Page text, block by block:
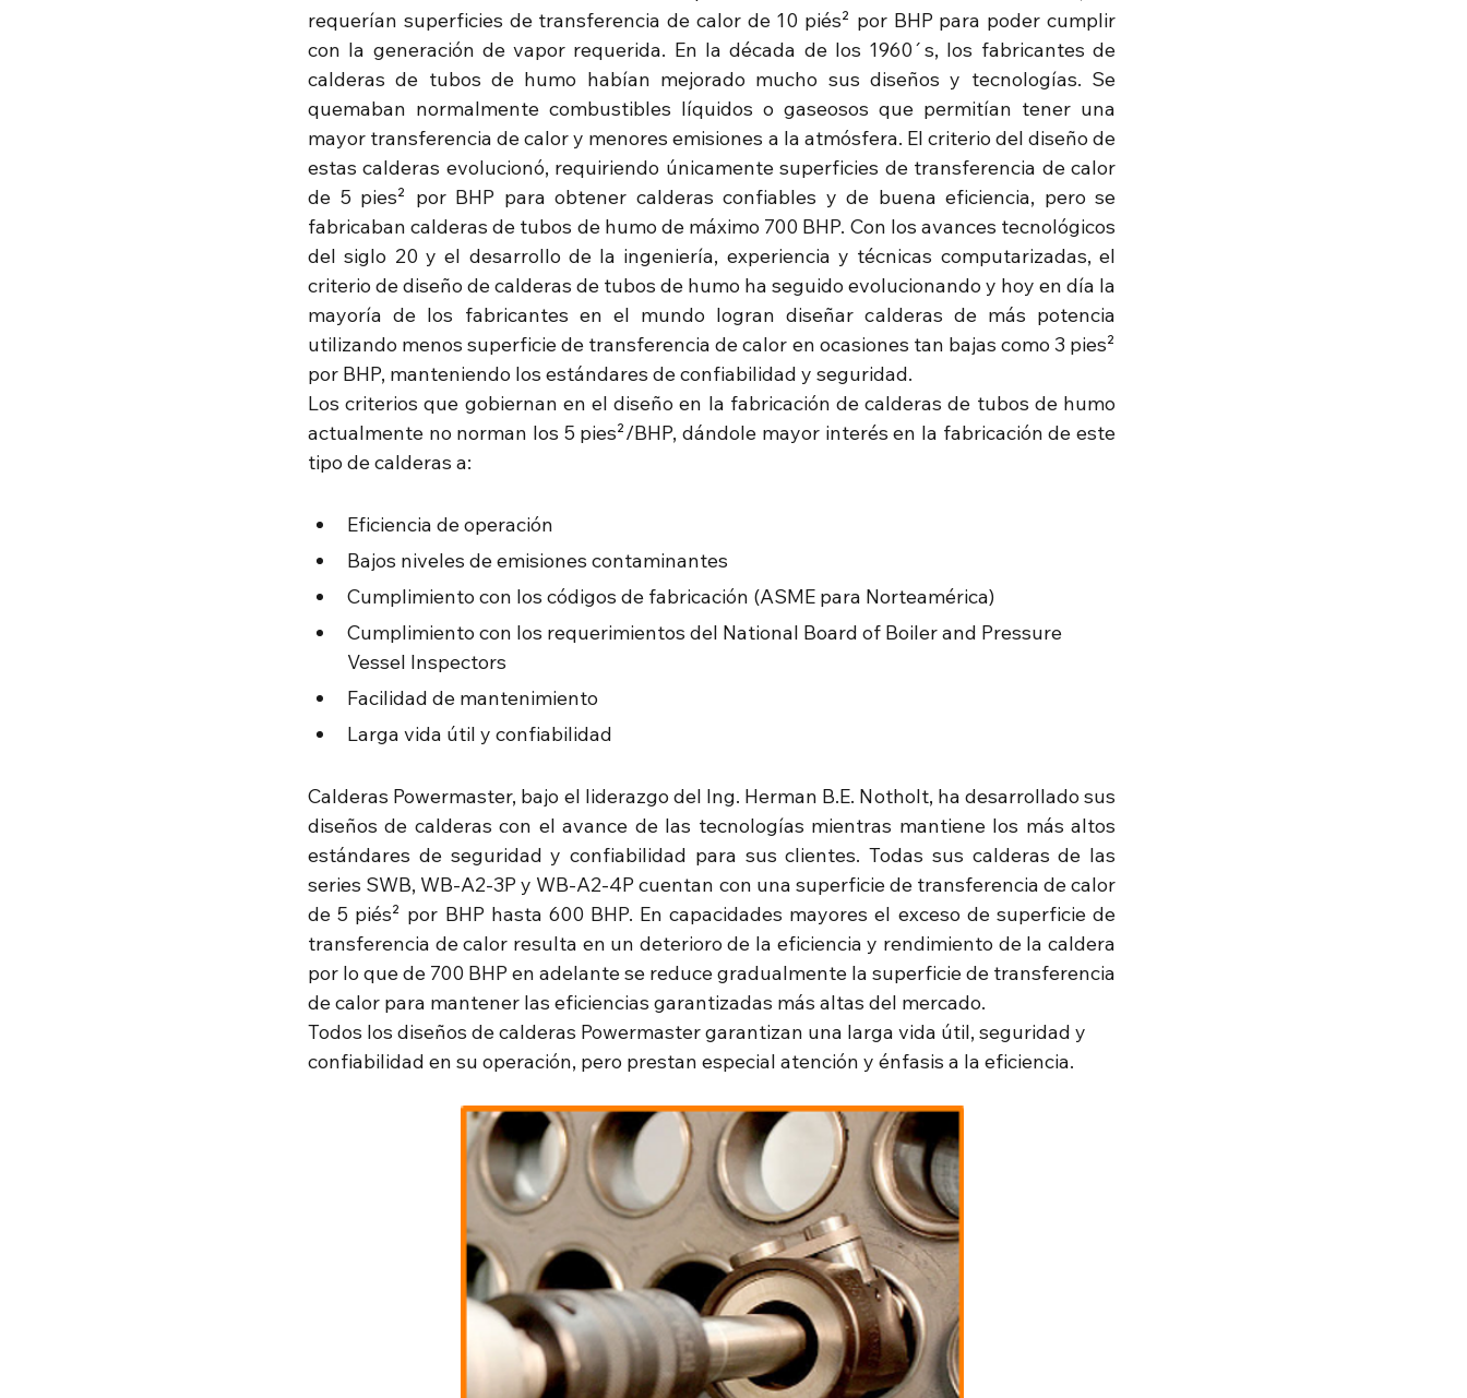
requerían superficies de transferencia de calor de 10 piés² por BHP para poder cumplir
con la generación de vapor requerida. En la década de los 1960´s, los fabricantes de
calderas de tubos de humo habían mejorado mucho sus diseños y tecnologías. Se
quemaban normalmente combustibles líquidos o gaseosos que permitían tener una
mayor transferencia de calor y menores emisiones a la atmósfera. El criterio del diseño de
estas calderas evolucionó, requiriendo únicamente superficies de transferencia de calor
de 5 pies² por BHP para obtener calderas confiables y de buena eficiencia, pero se
fabricaban calderas de tubos de humo de máximo 700 BHP. Con los avances tecnológicos
del siglo 20 y el desarrollo de la ingeniería, experiencia y técnicas computarizadas, el
criterio de diseño de calderas de tubos de humo ha seguido evolucionando y hoy en día la
mayoría de los fabricantes en el mundo logran diseñar calderas de más potencia
utilizando menos superficie de transferencia de calor en ocasiones tan bajas como 3 pies²
por BHP, manteniendo los estándares de confiabilidad y seguridad.
Los criterios que gobiernan en el diseño en la fabricación de calderas de tubos de humo
actualmente no norman los 5 pies²/BHP, dándole mayor interés en la fabricación de este
tipo de calderas a:
Eficiencia de operación
Bajos niveles de emisiones contaminantes
Cumplimiento con los códigos de fabricación (ASME para Norteamérica)
Cumplimiento con los requerimientos del National Board of Boiler and Pressure
Vessel Inspectors
Facilidad de mantenimiento
Larga vida útil y confiabilidad
Calderas Powermaster, bajo el liderazgo del Ing. Herman B.E. Notholt, ha desarrollado sus
diseños de calderas con el avance de las tecnologías mientras mantiene los más altos
estándares de seguridad y confiabilidad para sus clientes. Todas sus calderas de las
series SWB, WB-A2-3P y WB-A2-4P cuentan con una superficie de transferencia de calor
de 5 piés² por BHP hasta 600 BHP. En capacidades mayores el exceso de superficie de
transferencia de calor resulta en un deterioro de la eficiencia y rendimiento de la caldera
por lo que de 700 BHP en adelante se reduce gradualmente la superficie de transferencia
de calor para mantener las eficiencias garantizadas más altas del mercado.
Todos los diseños de calderas Powermaster garantizan una larga vida útil, seguridad y
confiabilidad en su operación, pero prestan especial atención y énfasis a la eficiencia.